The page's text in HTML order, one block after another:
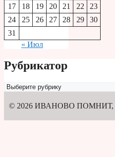
17
18 19 20 21 22
23
24
25 26 27 28 29
30
31
« Июл
Рубрикатор
Рубрикатор
© 2026 ИВАНОВО ПОМНИТ,